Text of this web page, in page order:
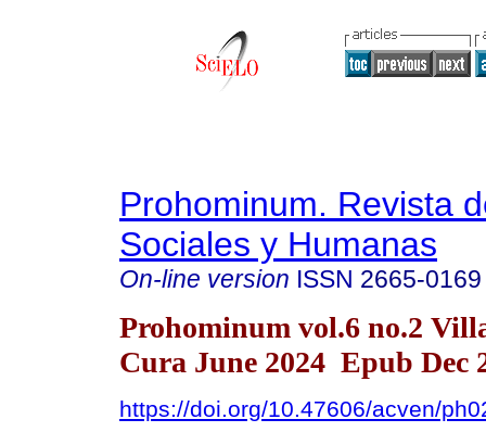
Prohominum. Revista
Sociales y Humanas
On-line version ISSN 2665-0169
Prohominum vol.6 no.2
Cura June 2024 Epub Dec
https://doi.org/10.47606/acven/